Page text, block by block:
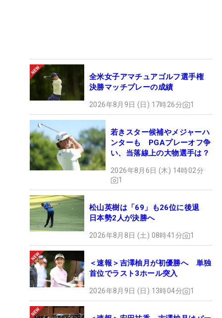
全米女子アマチュアゴルフ選手権
決勝マッチプレーの成績
2026年8月9日 (日) 17時26分 1
若きスター候補やメジャーハ
ンターも PGAプレーオフ争
い、当落線上の大物選手は？
2026年8月6日 (木) 14時02分
1
松山英樹は「69」も26位に後退
日本勢2人が決勝へ
2026年8月8日 (土) 08時41分 1
＜速報＞吉澤柚月が初優勝へ 単独
首位でラスト3ホール突入
2026年8月9日 (日) 13時04分 1